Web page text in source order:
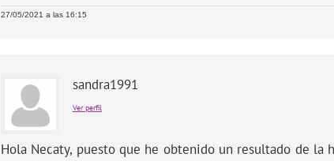
27/05/2021 a las 16:15
sandra1991
Ver perfil
Hola Necaty, puesto que he obtenido un resultado de